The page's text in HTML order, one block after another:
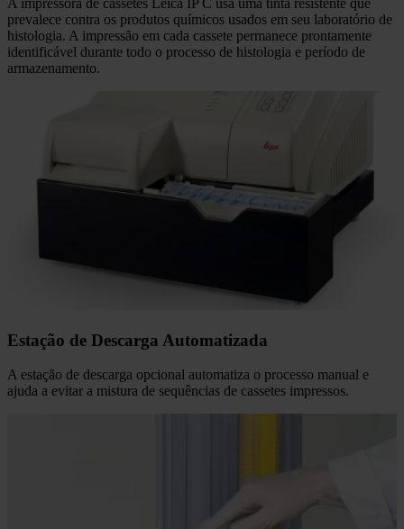
A impressora de cassetes Leica IP C usa uma tinta resistente que
prevalece contra os produtos químicos usados em seu laboratório de
histologia. A impressão em cada cassete permanece prontamente
identificável durante todo o processo de histologia e período de
armazenamento.
Estação de Descarga Automatizada
A estação de descarga opcional automatiza o processo manual e
ajuda a evitar a mistura de sequências de cassetes impressos.